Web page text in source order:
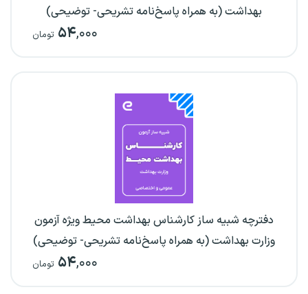
بهداشت (به همراه پاسخ‌نامه تشریحی- توضیحی)
۵۴,۰۰۰ تومان
دفترچه شبیه ساز کارشناس بهداشت محیط ویژه آزمون
وزارت بهداشت (به همراه پاسخ‌نامه تشریحی- توضیحی)
۵۴,۰۰۰ تومان